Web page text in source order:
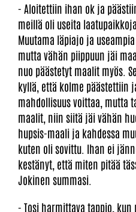
- Aloitettiin ihan ok ja
meillä oli useita
Muutama läpiajo ja
mutta vähän piippuun jäi
nuo päästetyt maalit myös.
kyllä, että kolme päästettiin
mahdollisuus voittaa, mutta
maalit, niin siitä jäi vähän
hupsis-maali ja kahdessa
kuten oli sovittu. Ihan ei
kestänyt, että miten pitää
Jokinen summasi.
- Tosi harmittava tappio,